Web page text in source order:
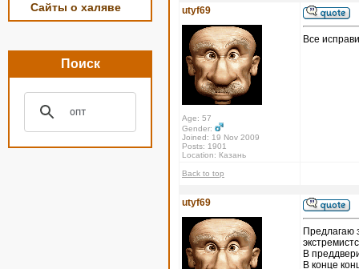
Сайты о халяве
Поиск
utyf69
Age: 57
Gender:
Joined: 19 Nov 2009
Posts: 1901
Location: Казань
Все
Back to top
utyf69
Предлагаю
В
В конце